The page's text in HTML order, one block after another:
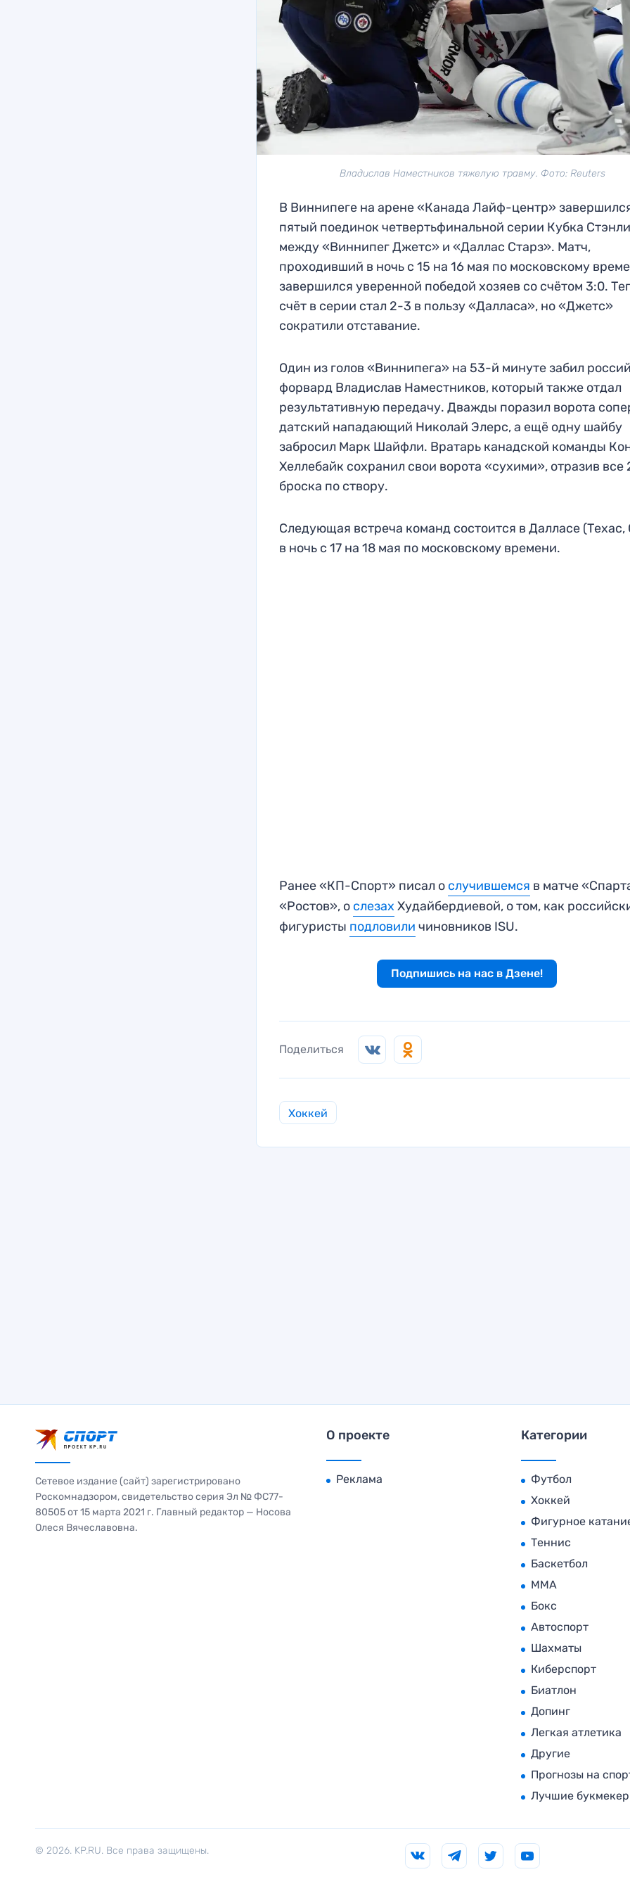
Владислав Наместников тяжелую травму. Фото: Reuters
В Виннипеге на арене «Канада Лайф-центр»
пятый поединок четвертьфинальной серии Кубка Стэнли
между «Виннипег Джетс» и «Даллас Старз». Матч,
проходивший в ночь с 15 на 16 мая по московскому
завершился уверенной победой хозяев со счётом 3:0.
счёт в серии стал 2-3 в пользу «Далласа», но «Джетс»
сократили отставание.
Один из голов «Виннипега» на 53-й минуте забил
форвард Владислав Наместников, который также отдал
результативную передачу. Дважды поразил ворота
датский нападающий Николай Элерс, а ещё одну шайбу
забросил Марк Шайфли. Вратарь канадской команды
Хеллебайк сохранил свои ворота «сухими», отразив все
броска по створу.
Следующая встреча команд состоится в Далласе
в ночь с 17 на 18 мая по московскому времени.
Ранее «КП-Спорт» писал о случившемся в матче
«Ростов», о слезах Худайбердиевой, о том, как
фигуристы подловили чиновников ISU.
Подпишись на нас в Дзене!
Поделиться
Хоккей
Сетевое издание (сайт) зарегистрировано
Роскомнадзором, свидетельство серия Эл № ФС77-
80505 от 15 марта 2021 г. Главный редактор — Носова
Олеся Вячеславовна.
О проекте
Реклама
Категории
Футбол
Хоккей
Фигурное
Теннис
Баскетбол
MMA
Бокс
Автоспорт
Шахматы
Киберспорт
Биатлон
Допинг
Легкая атлетика
Другие
Прогнозы на
Лучшие
© 2026. KP.RU. Все права защищены.